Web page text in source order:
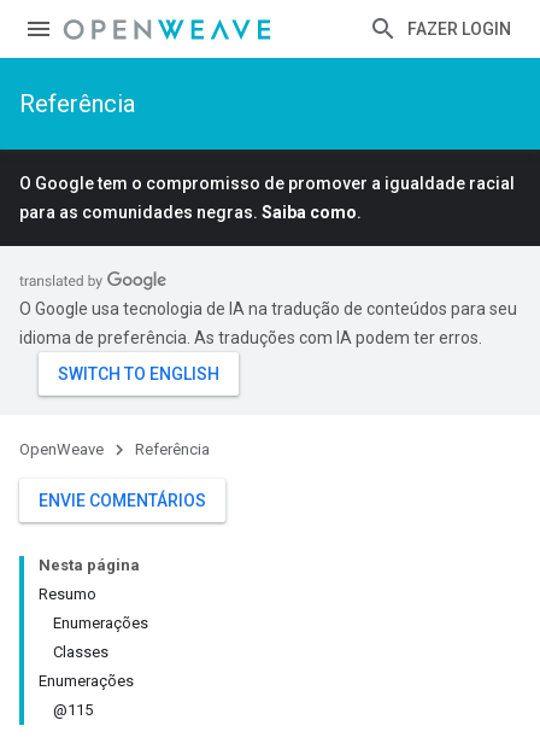
FAZER LOGIN
Referência
O Google tem o compromisso de promover a igualdade racial
para as comunidades negras. Saiba como.
O Google usa tecnologia de IA na tradução de conteúdos para seu
idioma de preferência. As traduções com IA podem ter erros.
OpenWeave Referência
ENVIE COMENTÁRIOS
Nesta página
Resumo
Enumerações
Classes
Enumerações
@115